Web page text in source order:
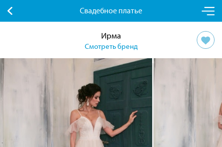
Свадебное платье
Ирма
Смотреть бренд